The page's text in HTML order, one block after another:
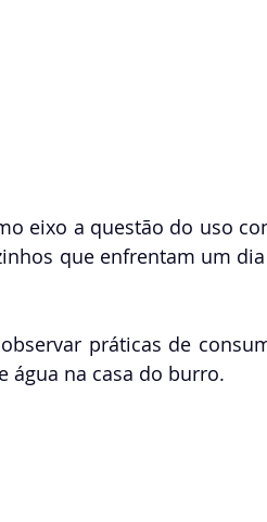
eixo a questão do uso
que enfrentam um
práticas de
água na casa do burro.